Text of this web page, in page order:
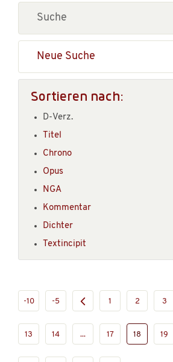
Neue Suche
Sortieren nach:
D-Verz.
Titel
Chrono
Opus
NGA
Kommentar
Dichter
Textincipit
-10 -5 1 2 3
13 14 ... 17 18 19